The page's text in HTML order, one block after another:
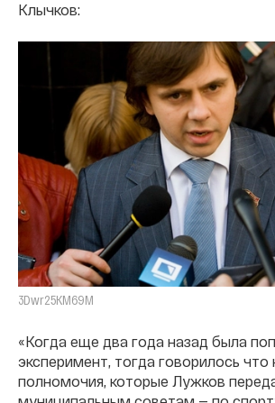
Клычков:
3Dwr25KM69M
«Когда еще два года назад была
эксперимент, тогда говорилось что
полномочия, которые Лужков